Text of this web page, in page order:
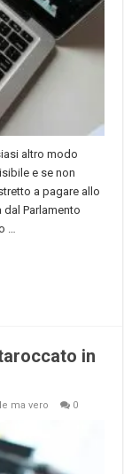
altro modo
e se non
a pagare allo
Parlamento
…
in
ma vero 0